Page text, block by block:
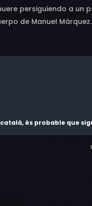
persiguiendo a un
de Manuel Márquez.
és probable que